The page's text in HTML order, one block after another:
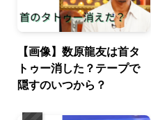
【画像】数原龍友は首タ
トゥー消した？テープで
隠すのいつから？